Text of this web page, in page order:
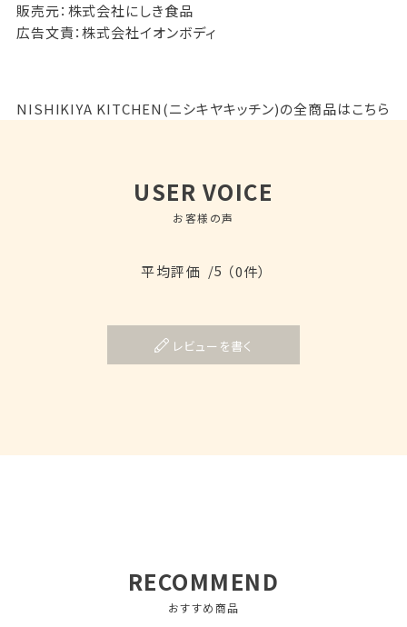
販売元：株式会社にしき食品
広告文責：株式会社イオンボディ
NISHIKIYA KITCHEN(ニシキヤキッチン)の全商品はこちら
USER VOICE
お客様の声
平均評価 /5 （0件）
レビューを書く
RECOMMEND
おすすめ商品